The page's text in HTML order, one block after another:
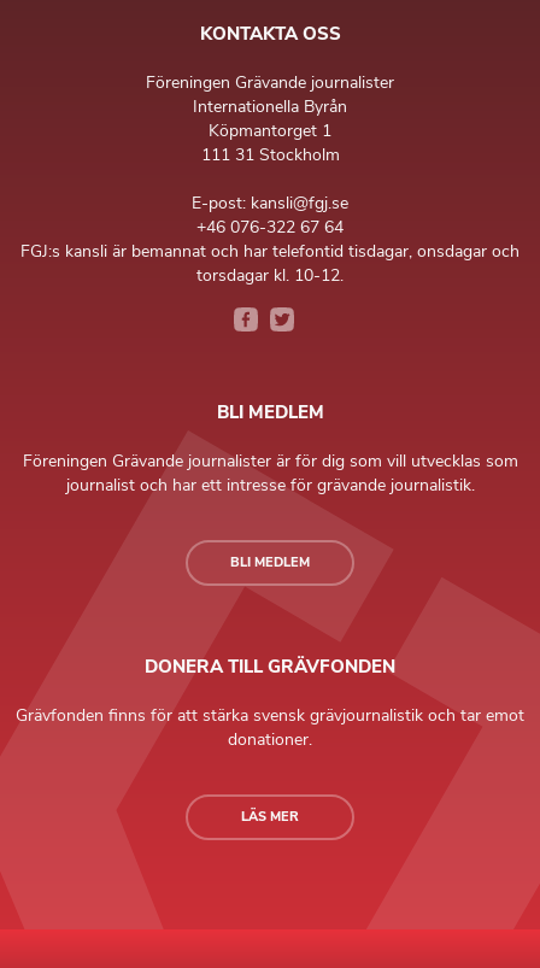
KONTAKTA OSS
Föreningen Grävande journalister
Internationella Byrån
Köpmantorget 1
111 31 Stockholm
E-post: kansli@fgj.se
+46 076-322 67 64
FGJ:s kansli är bemannat och har telefontid tisdagar, onsdagar och
torsdagar kl. 10-12.
BLI MEDLEM
Föreningen Grävande journalister är för dig som vill utvecklas som
journalist och har ett intresse för grävande journalistik.
BLI MEDLEM
DONERA TILL GRÄVFONDEN
Grävfonden finns för att stärka svensk grävjournalistik och tar emot
donationer.
LÄS MER
Grävande Journalister © Copyright 2026 |